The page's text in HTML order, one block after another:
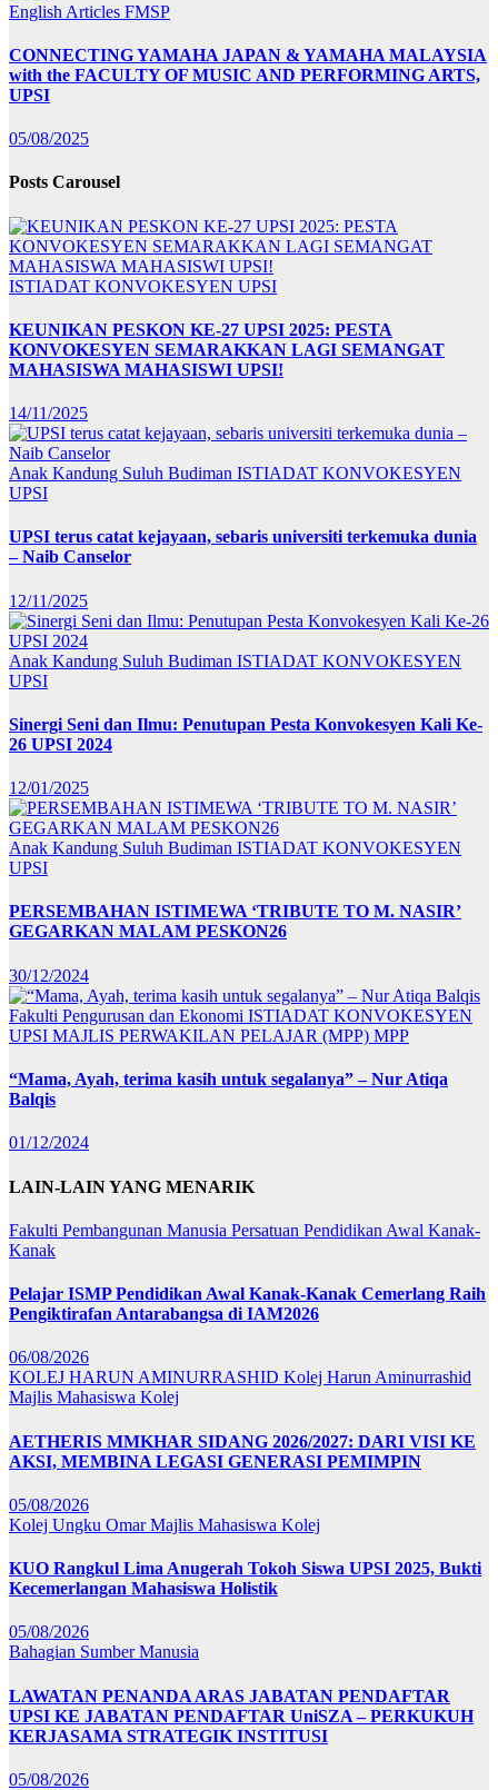
English Articles FMSP
CONNECTING YAMAHA JAPAN & YAMAHA MALAYSIA
with the FACULTY OF MUSIC AND PERFORMING ARTS,
UPSI
05/08/2025
Posts Carousel
ISTIADAT KONVOKESYEN UPSI
KEUNIKAN PESKON KE-27 UPSI 2025: PESTA
KONVOKESYEN SEMARAKKAN LAGI SEMANGAT
MAHASISWA MAHASISWI UPSI!
14/11/2025
Anak Kandung Suluh Budiman ISTIADAT KONVOKESYEN
UPSI
UPSI terus catat kejayaan, sebaris universiti terkemuka dunia
– Naib Canselor
12/11/2025
Anak Kandung Suluh Budiman ISTIADAT KONVOKESYEN
UPSI
Sinergi Seni dan Ilmu: Penutupan Pesta Konvokesyen Kali Ke-
26 UPSI 2024
12/01/2025
Anak Kandung Suluh Budiman ISTIADAT KONVOKESYEN
UPSI
PERSEMBAHAN ISTIMEWA ‘TRIBUTE TO M. NASIR’
GEGARKAN MALAM PESKON26
30/12/2024
Fakulti Pengurusan dan Ekonomi ISTIADAT KONVOKESYEN
UPSI MAJLIS PERWAKILAN PELAJAR (MPP) MPP
“Mama, Ayah, terima kasih untuk segalanya” – Nur Atiqa
Balqis
01/12/2024
LAIN-LAIN YANG MENARIK
Fakulti Pembangunan Manusia Persatuan Pendidikan Awal Kanak-
Kanak
Pelajar ISMP Pendidikan Awal Kanak-Kanak Cemerlang Raih
Pengiktirafan Antarabangsa di IAM2026
06/08/2026
KOLEJ HARUN AMINURRASHID Kolej Harun Aminurrashid
Majlis Mahasiswa Kolej
AETHERIS MMKHAR SIDANG 2026/2027: DARI VISI KE
AKSI, MEMBINA LEGASI GENERASI PEMIMPIN
05/08/2026
Kolej Ungku OmarMajlis Mahasiswa Kolej
KUO Rangkul Lima Anugerah Tokoh Siswa UPSI 2025, Bukti
Kecemerlangan Mahasiswa Holistik
05/08/2026
Bahagian Sumber Manusia
LAWATAN PENANDA ARAS JABATAN PENDAFTAR
UPSI KE JABATAN PENDAFTAR UniSZA – PERKUKUH
KERJASAMA STRATEGIK INSTITUSI
05/08/2026